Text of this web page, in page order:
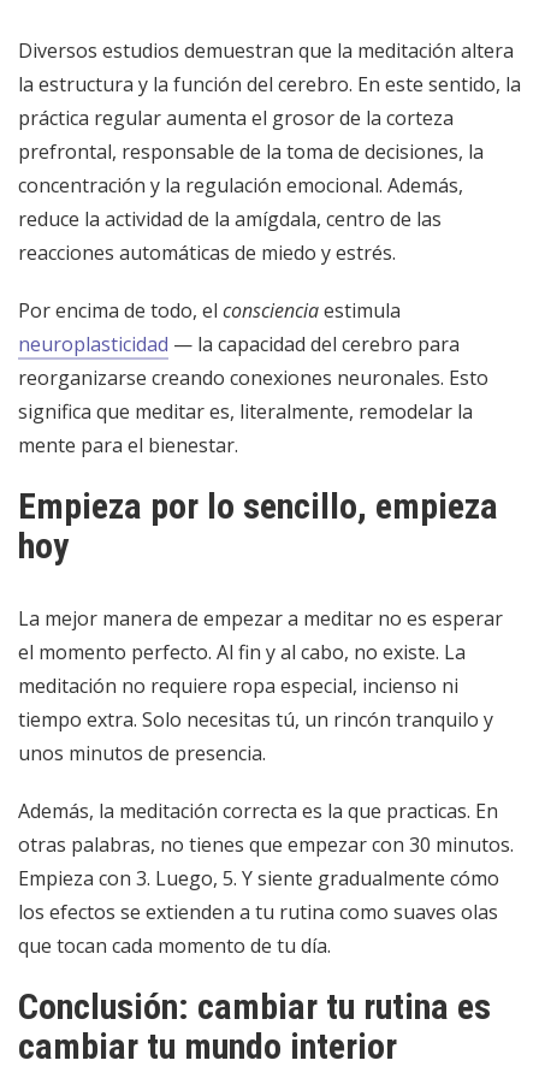
Diversos estudios demuestran que la meditación altera
la estructura y la función del cerebro. En este sentido, la
práctica regular aumenta el grosor de la corteza
prefrontal, responsable de la toma de decisiones, la
concentración y la regulación emocional. Además,
reduce la actividad de la amígdala, centro de las
reacciones automáticas de miedo y estrés.
Por encima de todo, el conscienciaestimula
neuroplasticidad — la capacidad del cerebro para
reorganizarse creando conexiones neuronales. Esto
significa que meditar es, literalmente, remodelar la
mente para el bienestar.
Empieza por lo sencillo, empieza
hoy
La mejor manera de empezar a meditar no es esperar
el momento perfecto. Al fin y al cabo, no existe. La
meditación no requiere ropa especial, incienso ni
tiempo extra. Solo necesitas tú, un rincón tranquilo y
unos minutos de presencia.
Además, la meditación correcta es la que practicas. En
otras palabras, no tienes que empezar con 30 minutos.
Empieza con 3. Luego, 5. Y siente gradualmente cómo
los efectos se extienden a tu rutina como suaves olas
que tocan cada momento de tu día.
Conclusión: cambiar tu rutina es
cambiar tu mundo interior